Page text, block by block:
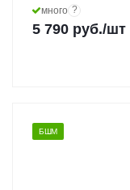
много ?
5 790 руб./шт
БШМ